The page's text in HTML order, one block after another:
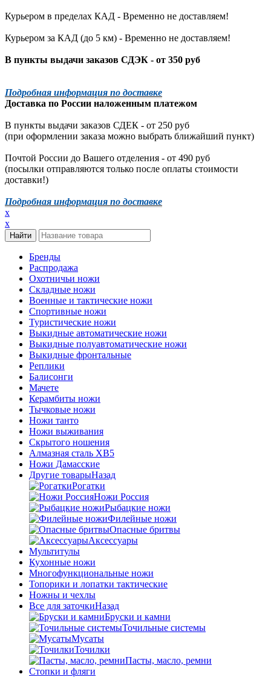
Курьером в пределах КАД - Временно не доставляем!
Курьером за КАД (до 5 км) - Временно не доставляем!
В пункты выдачи заказов СДЭК - от 350 руб
Подробная информация по доставке
Доставка по России наложенным платежом
В пункты выдачи заказов СДЕК - от 250 руб
(при оформлении заказа можно выбрать ближайший пункт)
Почтой России до Вашего отделения - от 490 руб
(посылки отправляются только после оплаты стоимости
доставки!)
Подробная информация по доставке
x
x
Бренды
Распродажа
Охотничьи ножи
Складные ножи
Военные и тактические ножи
Спортивные ножи
Туристические ножи
Выкидные автоматические ножи
Выкидные полуавтоматические ножи
Выкидные фронтальные
Реплики
Балисонги
Мачете
Керамбиты ножи
Тычковые ножи
Ножи танто
Ножи выживания
Скрытого ношения
Алмазная сталь ХВ5
Ножи Дамасские
Другие товарыНазад
Рогатки
Ножи Россия
Рыбацкие ножи
Филейные ножи
Опасные бритвы
Аксессуары
Мультитулы
Кухонные ножи
Многофункциональные ножи
Топорики и лопатки тактические
Ножны и чехлы
Все для заточкиНазад
Бруски и камни
Точильные системы
Мусаты
Точилки
Пасты, масло, ремни
Стопки и фляги